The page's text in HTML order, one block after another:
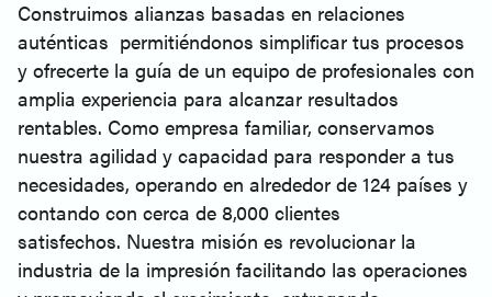
Construimos alianzas basadas en relaciones
auténticas permitiéndonos simplificar tus procesos
y ofrecerte la guía de un equipo de profesionales con
amplia experiencia para alcanzar resultados
rentables. Como empresa familiar, conservamos
nuestra agilidad y capacidad para responder a tus
necesidades, operando en alrededor de 124 países y
contando con cerca de 8,000 clientes
satisfechos. Nuestra misión es revolucionar la
industria de la impresión facilitando las operaciones